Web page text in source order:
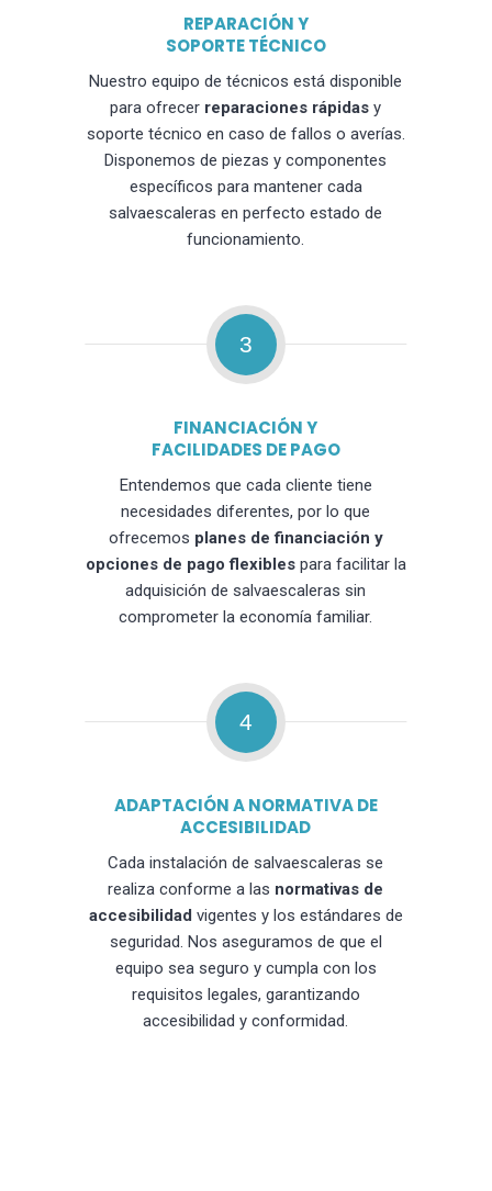
REPARACIÓN Y
SOPORTE TÉCNICO
Nuestro equipo de técnicos está disponible
para ofrecer reparaciones rápidas y
soporte técnico en caso de fallos o averías.
Disponemos de piezas y componentes
específicos para mantener cada
salvaescaleras en perfecto estado de
funcionamiento.
3
FINANCIACIÓN Y
FACILIDADES DE PAGO
Entendemos que cada cliente tiene
necesidades diferentes, por lo que
ofrecemos planes de financiación y
opciones de pago flexiblespara facilitar la
adquisición de salvaescaleras sin
comprometer la economía familiar.
4
ADAPTACIÓN A NORMATIVA DE
ACCESIBILIDAD
Cada instalación de salvaescaleras se
realiza conforme a las normativas de
accesibilidad vigentes y los estándares de
seguridad. Nos aseguramos de que el
equipo sea seguro y cumpla con los
requisitos legales, garantizando
accesibilidad y conformidad.